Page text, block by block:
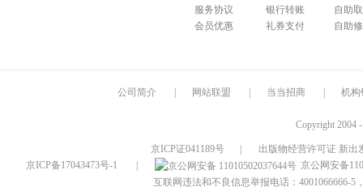
服务协议
会员优惠
银行转账
礼券支付
自助
自助
公司简介 网站联盟 当当招商 机构
Copyright 2004
京ICP证041189号
出版物经营许可证 新出
京ICP备17043473号-1
京公网安备
互联网违法和不良信息举报电话：4001066666-5